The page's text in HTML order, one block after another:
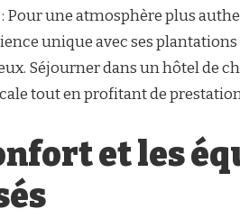
: Pour une atmosphère plus
unique avec ses plantations
Séjourner dans un hôtel de
tout en profitant de
et les